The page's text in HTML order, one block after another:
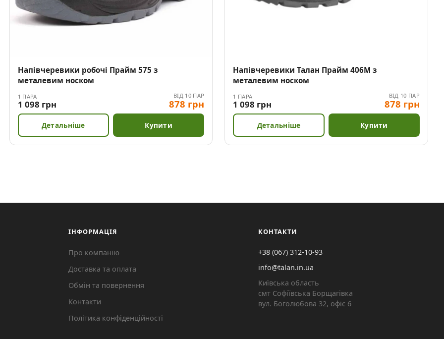
Напівчеревики робочі Прайм 575 з
металевим носком
1 ПАРА
1 098 грн
ВІД 10 ПАР
878 грн
Детальніше Купити
Напівчеревики Талан Прайм 406М з
металевим носком
1 ПАРА
1 098 грн
ВІД 10 ПАР
878 грн
Детальніше Купити
ІНФОРМАЦІЯ
Про компанію
Доставка та оплата
Обмін та повернення
Контакти
Політика конфіденційності
КОНТАКТИ
+38 (067) 312-10-93
info@talan.in.ua
Київська область
смт Софіївська Борщагівка
вул. Боголюбова 32, офіс 6